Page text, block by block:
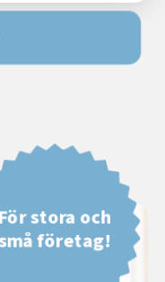
För stora och
små företag!